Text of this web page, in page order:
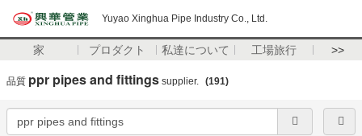
Yuyao Xinghua Pipe Industry Co., Ltd.
家 プロダクト 私達について 工場旅行 >>
品質 ppr pipes and fittings supplier. (191)